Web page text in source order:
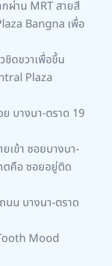
ผ่าน MRT สายสี
Bangna เพื่อ
ชิดขวาเพื่อขึ้น
Plaza
บางนา-ตราด 19
เข้า ซอยบางนา-
ตคือ ซอยอยู่ติด
นน บางนา-ตราด
Mood